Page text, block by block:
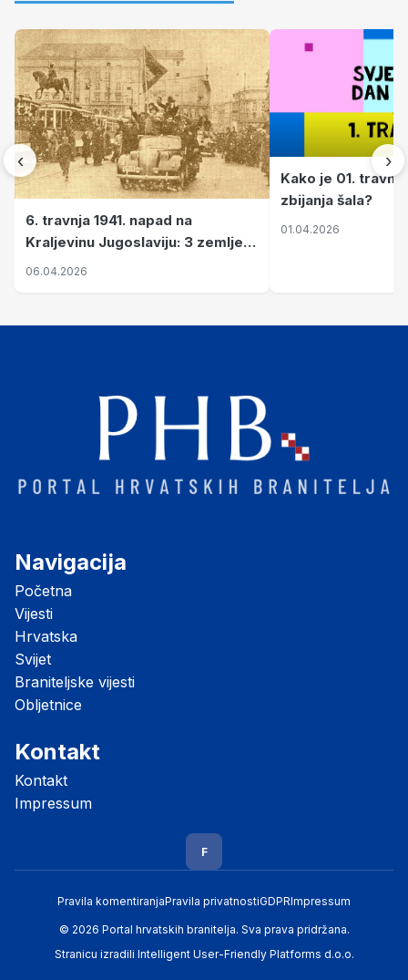
‹
6. travnja 1941. napad na
Kraljevinu Jugoslaviju: 3 zemlje
nastale njenim raspadom
06.04.2026
Kako je 01.
zbijanja šala?
01.04.2026
›
Navigacija
Početna
Vijesti
Hrvatska
Svijet
Braniteljske vijesti
Obljetnice
Kontakt
Kontakt
Impressum
F
Pravila komentiranjaPravila privatnostiGDPRImpressum
© 2026 Portal hrvatskih branitelja. Sva prava pridržana.
Stranicu izradili Intelligent User-Friendly Platforms d.o.o.